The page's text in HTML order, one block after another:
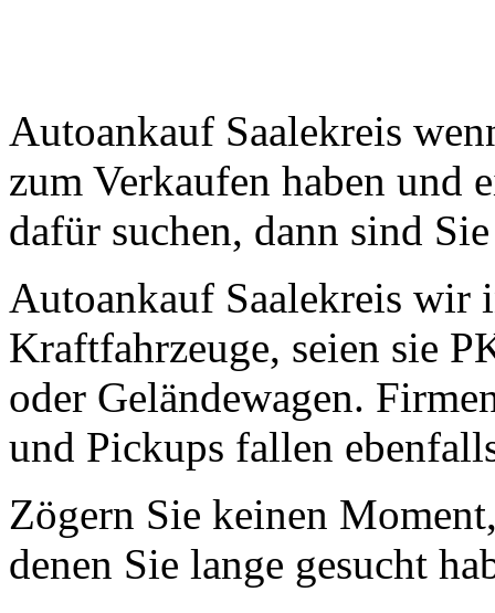
Autoankauf Saalekreis
zum Verkaufen haben und
dafür suchen, dann sind
Autoankauf Saalekreis wir
Kraftfahrzeuge, seien sie
oder Geländewagen.
und Pickups fallen
Zögern Sie keinen
denen Sie lange gesucht